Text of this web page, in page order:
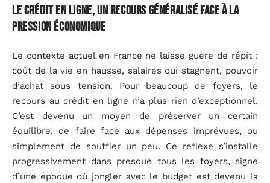
Le crédit en ligne, un recours généralisé face à la
pression économique
Le contexte actuel en France ne laisse guère de répit :
coût de la vie en hausse, salaires qui stagnent, pouvoir
d’achat sous tension. Pour beaucoup de foyers, le
recours au crédit en ligne n’a plus rien d’exceptionnel.
C’est devenu un moyen de préserver un certain
équilibre, de faire face aux dépenses imprévues, ou
simplement de souffler un peu. Ce réflexe s’installe
progressivement dans presque tous les foyers, signe
d’une époque où jongler avec le budget est devenu la